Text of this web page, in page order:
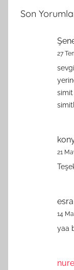
Son
27
simit
21
esra
14
yaa